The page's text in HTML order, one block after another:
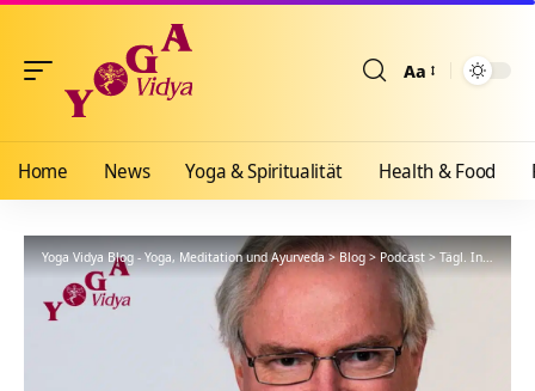
Aa
Home News Yoga & Spiritualität Health & Food
Yoga Vidya Blog - Yoga, Meditation und Ayurveda>Blog>Podcast>Tägl. Inspiration